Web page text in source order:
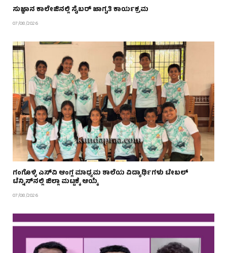
ಸುಜ್ಞಾನ ಕಾಲೇಜಿನಲ್ಲಿ ಸೈಬರ್ ಜಾಗೃತಿ ಕಾರ್ಯಕ್ರಮ
07/08/2026
ಗಂಗೊಳ್ಳಿ ಎಸ್‌ವಿ ಆಂಗ್ಲ ಮಾಧ್ಯಮ ಶಾಲೆಯ ವಿದ್ಯಾರ್ಥಿಗಳು ಟೇಬಲ್‌
ಟೆನ್ನಿಸ್‌ನಲ್ಲಿ ಜಿಲ್ಲಾ ಮಟ್ಟಕ್ಕೆ ಆಯ್ಕೆ
07/08/2026